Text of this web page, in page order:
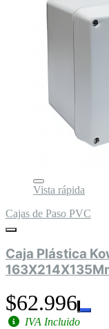
Vista rápida
Cajas de Paso PVC
Caja Plástica
$62.996
IVA Incluido